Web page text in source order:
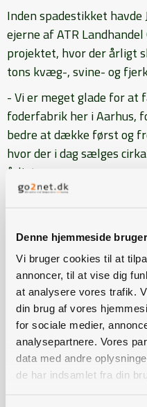
Denne hjemmeside
Vi bruger cookies til at
annoncer, til at vise dig
at analysere vores trafik.
din brug af vores
for sociale medier,
analysepartnere. Vores
data med andre
de har indsamlet fra din
Inden spadestikket
ejerne af ATR
projektet, hvor der årligt
tons kvæg-, svine- og
- Vi er meget glade for at
foderfabrik her i Aarhus,
bedre at dække først og
hvor der i dag sælges
årligt.
- Vores mål er at få ti
Foruden foderfabrik
kapacitet på 60 tons i
procent vand.
Den sjette foderfabrik
Den nye foderfabrik er
fem øvrige ligger alle i
- Den nye foderfabrik får